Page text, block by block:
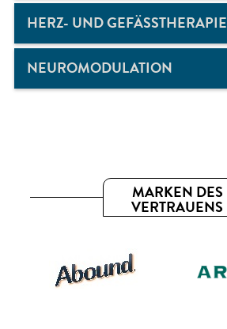
HERZ- UND GEFÄSSTHERAPIE
NEUROMODULATION
MARKEN DES
VERTRAUENS